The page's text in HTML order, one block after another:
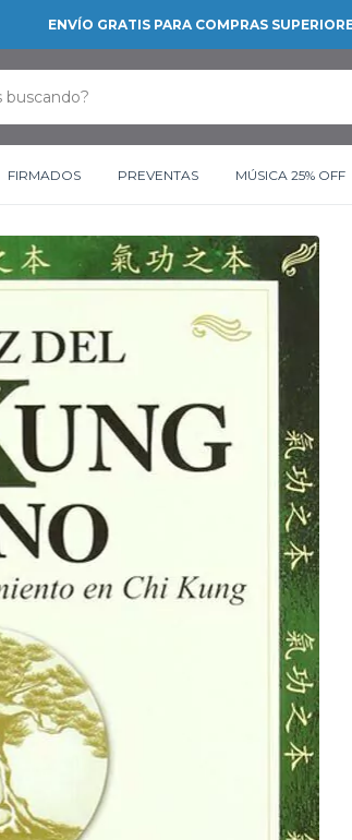
ENVÍO GRATIS PARA COMPRAS
FIRMADOS PREVENTAS MÚSICA 25% OFF